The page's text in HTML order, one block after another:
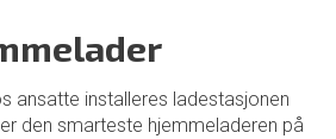
ansatte installeres ladestasjonen
den smarteste hjemmeladeren på